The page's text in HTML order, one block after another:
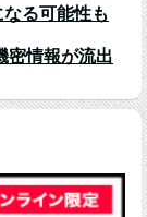
る可能性も
密情報が流出